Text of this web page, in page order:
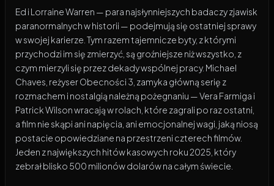
Ed i Lorraine Warren — para najsłynniejszych badaczy zjawisk
paranormalnych w historii — podejmują się ostatniej sprawy
w swojej karierze. Tym razem tajemnicze byty, z którymi
przychodzi im się zmierzyć, są groźniejsze niż wszystko, z
czym mierzyli się przez dekady wspólnej pracy. Michael
Chaves, reżyser Obecności 3, zamyka główną serię z
rozmachem i nostalgią należną pożegnaniu — Vera Farmiga i
Patrick Wilson wracają w rolach, które zagrali po raz ostatni,
a film nie skąpi ani napięcia, ani emocjonalnej wagi, jaką niosą
postacie opowiedziane na przestrzeni czterech filmów.
Jeden z największych hitów kasowych roku 2025, który
zebrał blisko 500 milionów dolarów na całym świecie.